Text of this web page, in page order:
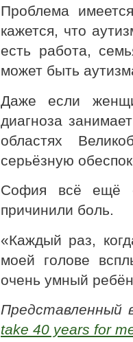
Проблема
кажется, что
есть работа,
может быть
Даже если
диагноза
областях
серьёзную
София всё ещё
причинили боль.
«Каждый раз,
моей голове
очень умный
take 40 years for